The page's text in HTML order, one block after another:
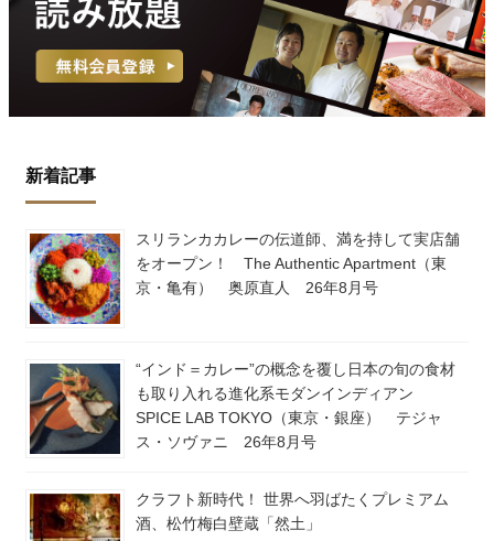
新着記事
スリランカカレーの伝道師、満を持して実店舗
をオープン！ The Authentic Apartment（東
京・亀有） 奥原直人 26年8月号
“インド＝カレー”の概念を覆し日本の旬の食材
も取り入れる進化系モダンインディアン
SPICE LAB TOKYO（東京・銀座） テジャ
ス・ソヴァニ 26年8月号
クラフト新時代！ 世界へ羽ばたくプレミアム
酒、松竹梅白壁蔵「然土」